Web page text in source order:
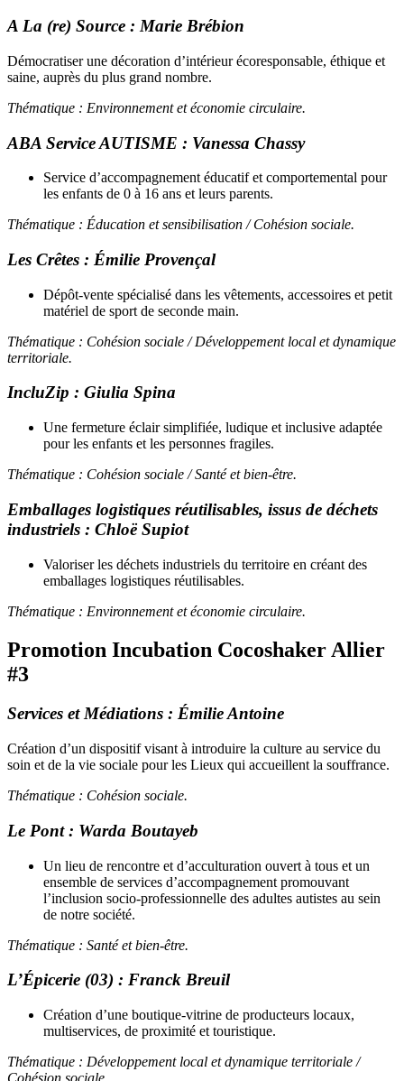
A La (re) Source : Marie Brébion
Démocratiser une décoration d’intérieur écoresponsable, éthique et
saine, auprès du plus grand nombre.
Thématique : Environnement et économie circulaire.
ABA Service AUTISME : Vanessa Chassy
Service d’accompagnement éducatif et comportemental pour
les enfants de 0 à 16 ans et leurs parents.
Thématique : Éducation et sensibilisation / Cohésion sociale.
Les Crêtes : Émilie Provençal
Dépôt-vente spécialisé dans les vêtements, accessoires et petit
matériel de sport de seconde main.
Thématique : Cohésion sociale / Développement local et dynamique
territoriale.
IncluZip : Giulia Spina
Une fermeture éclair simplifiée, ludique et inclusive adaptée
pour les enfants et les personnes fragiles.
Thématique : Cohésion sociale / Santé et bien-être.
Emballages logistiques réutilisables, issus de déchets
industriels : Chloë Supiot
Valoriser les déchets industriels du territoire en créant des
emballages logistiques réutilisables.
Thématique : Environnement et économie circulaire.
Promotion Incubation Cocoshaker Allier
#3
Services et Médiations : Émilie Antoine
Création d’un dispositif visant à introduire la culture au service du
soin et de la vie sociale pour les Lieux qui accueillent la souffrance.
Thématique : Cohésion sociale.
Le Pont: Warda Boutayeb
Un lieu de rencontre et d’acculturation ouvert à tous et un
ensemble de services d’accompagnement promouvant
l’inclusion socio-professionnelle des adultes autistes au sein
de notre société.
Thématique : Santé et bien-être.
L’Épicerie (03) : Franck Breuil
Création d’une boutique-vitrine de producteurs locaux,
multiservices, de proximité et touristique.
Thématique : Développement local et dynamique territoriale /
Cohésion sociale.